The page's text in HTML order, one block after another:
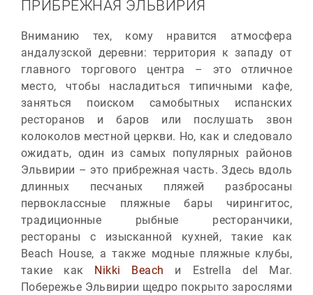
ПРИБРЕЖНАЯ ЭЛЬВИРИЯ
Вниманию тех, кому нравится атмосфера
андалузской деревни: территория к западу от
главного торгового центра – это отличное
место, чтобы насладиться типичными кафе,
заняться поиском самобытных испанских
ресторанов и баров или послушать звон
колоколов местной церкви. Но, как и следовало
ожидать, один из самых популярных районов
Эльвирии – это прибрежная часть. Здесь вдоль
длинных песчаных пляжей разбросаны
первоклассные пляжные бары чирингитос,
традиционные рыбные ресторанчики,
рестораны с изысканной кухней, такие как
Beach House, а также модные пляжные клубы,
такие как Nikki Beach и Estrella del Mar.
Побережье Эльвирии щедро покрыто зарослями